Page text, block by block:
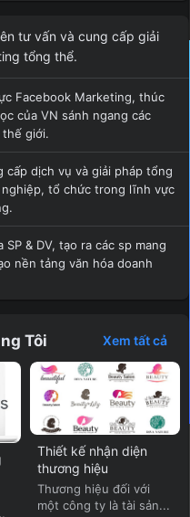
tư vấn và cung cấp giải
tổng thể.
Facebook Marketing, thúc
của VN sánh ngang các
giới.
cấp dịch vụ và giải pháp tổng
tổ chức trong lĩnh vực
& DV, tạo ra các sp mang
nền tảng văn hóa doanh
Tôi Xem tất cả
Thiết kế nhận diện
thương hiệu
Thương hiệu đối với
một công ty là tài sản...